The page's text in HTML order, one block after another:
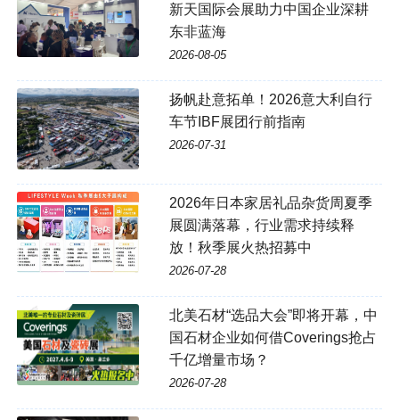
新天国际会展助力中国企业深耕
东非蓝海
2026-08-05
扬帆赴意拓单！2026意大利自行
车节IBF展团行前指南
2026-07-31
2026年日本家居礼品杂货周夏季
展圆满落幕，行业需求持续释
放！秋季展火热招募中
2026-07-28
北美石材“选品大会”即将开幕，中
国石材企业如何借Coverings抢占
千亿增量市场？
2026-07-28